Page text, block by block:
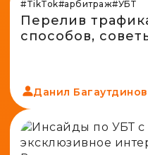
#TikTok#арбитраж#УБТ
Перелив
способов,
Данил Багаутдинов